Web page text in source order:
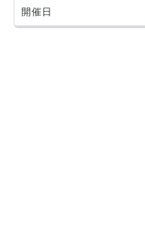
開催日